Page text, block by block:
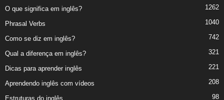
O que significa em inglês? 1262
Phrasal Verbs 1040
Como se diz em inglês? 742
Qual a diferença em inglês? 321
Dicas para aprender inglês 221
Aprendendo inglês com vídeos 208
Estruturas do inglês 98